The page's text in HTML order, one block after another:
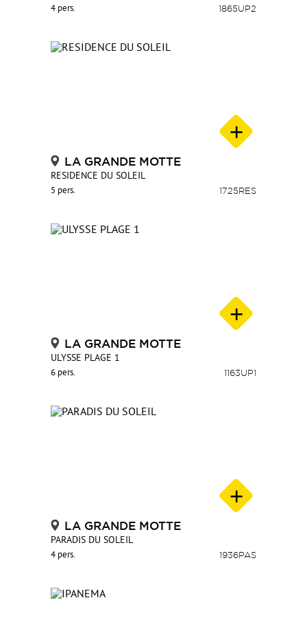
4 pers. 1865UP2
LA GRANDE MOTTE
RESIDENCE DU SOLEIL
5 pers. 1725RES
LA GRANDE MOTTE
ULYSSE PLAGE 1
6 pers. 1163UP1
LA GRANDE MOTTE
PARADIS DU SOLEIL
4 pers. 1936PAS